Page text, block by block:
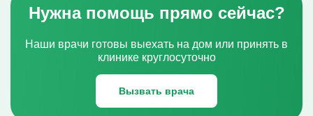
Нужна помощь прямо сейчас?
Наши врачи готовы выехать на дом или принять в
клинике круглосуточно
Вызвать врача